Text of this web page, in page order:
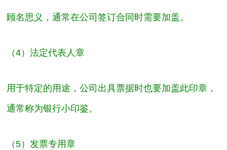
顾名思义，通常在公司签订合同时需要加盖。
（4）法定代表人章
用于特定的用途，公司出具票据时也要加盖此印章，
通常称为银行小印鉴。
（5）发票专用章